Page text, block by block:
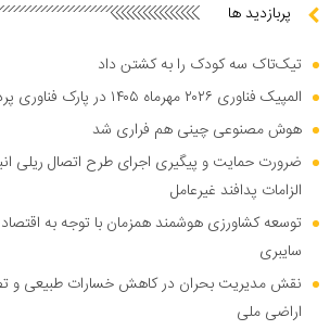
پربازدید ها
تیک‌تاک سه کودک را به کشتن داد
المپیک فناوری ۲۰۲۶ مهرماه ۱۴۰۵ در پارک فناوری پردیس برگزار می‌شود
هوش مصنوعی چینی هم فراری شد
ضرورت حمایت و پیگیری اجرای طرح اتصال ریلی
الزامات پدافند غیرعامل
توسعه کشاورزی هوشمند همزمان با توجه به
سایبری
نقش مدیریت بحران در کاهش خسارات طبیعی و
اراضی ملی